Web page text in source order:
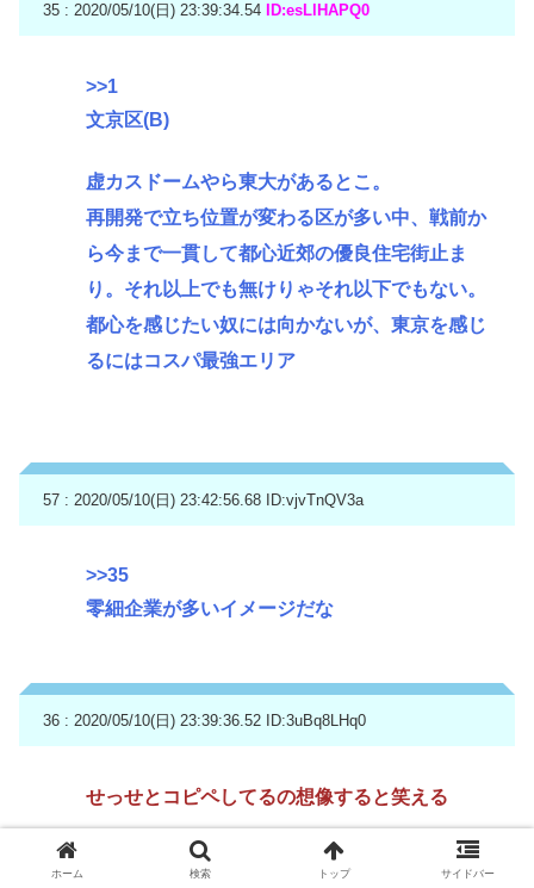
35 : 2020/05/10(日) 23:39:34.54 ID:esLlHAPQ0
>>1
文京区(B)
虚カスドームやら東大があるとこ。
再開発で立ち位置が変わる区が多い中、戦前か
ら今まで一貫して都心近郊の優良住宅街止ま
り。それ以上でも無けりゃそれ以下でもない。
都心を感じたい奴には向かないが、東京を感じ
るにはコスパ最強エリア
57 : 2020/05/10(日) 23:42:56.68 ID:vjvTnQV3a
>>35
零細企業が多いイメージだな
36 : 2020/05/10(日) 23:39:36.52 ID:3uBq8LHq0
せっせとコピペしてるの想像すると笑える
ホーム 検索 トップ サイドバー